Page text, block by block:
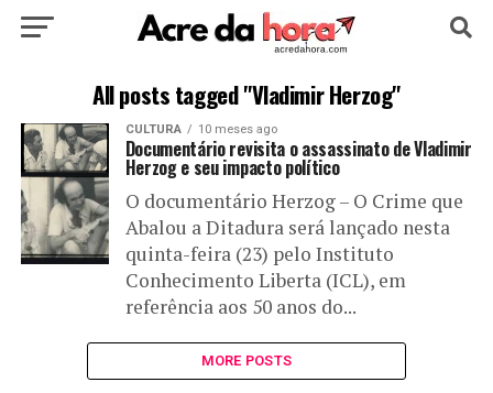
HOME POLÍTICA CULTURA ESPORTE
EDUCAÇÃO NOTÍCIA MUNDO
All posts tagged "Vladimir Herzog"
CULTURA 10 meses ago
Documentário revisita o assassinato de Vladimir
Herzog e seu impacto político
O documentário Herzog – O Crime que
Abalou a Ditadura será lançado nesta
quinta-feira (23) pelo Instituto
Conhecimento Liberta (ICL), em
referência aos 50 anos do...
MORE POSTS